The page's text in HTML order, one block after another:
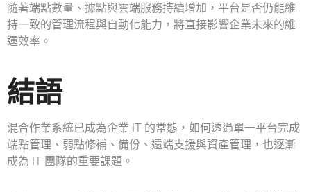
隨著端點數量、據點與雲端服務持續增加，平台是否仍能維
持一致的管理流程與自動化能力，將直接影響企業未來的維
運效率。
結語
混合作業系統已成為企業 IT 的常態，如何透過單一平台完成
端點管理、弱點修補、備份、遠端支援與資產管理，也逐漸
成為 IT 團隊的重要課題。